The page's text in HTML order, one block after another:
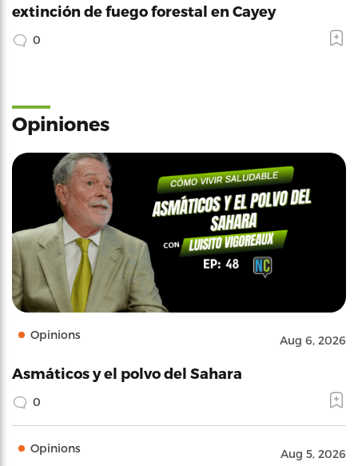
extinción de fuego forestal en Cayey
0
Opiniones
Opinions Aug 6, 2026
Asmáticos y el polvo del Sahara
0
Opinions Aug 5, 2026